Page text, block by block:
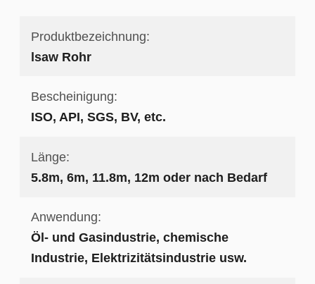
Produktbezeichnung:
lsaw Rohr
Bescheinigung:
ISO, API, SGS, BV, etc.
Länge:
5.8m, 6m, 11.8m, 12m oder nach Bedarf
Anwendung:
Öl- und Gasindustrie, chemische
Industrie, Elektrizitätsindustrie usw.